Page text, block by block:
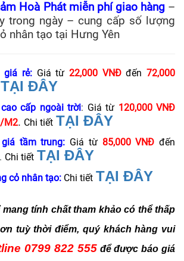
Hoà Phát miễn phí giao hàng–
trong ngày – cung cấp số lượng
nhân tạo tại Hưng Yên
giá rẻ: Giá từ 22,000 VNĐ đến 72,000
TẠI ĐÂY
cấp ngoài trời: Giá từ 120,000 VNĐ
M2. Chi tiết TẠI ĐÂY
tầm trung: Giá từ 85,000 VNĐ đến
. Chi tiết TẠI ĐÂY
cỏ nhân tạo: Chi tiết TẠI ĐÂY
mang tính chất tham khảo có thể thấp
tuỳ thời điểm, quý khách hàng vui
0799 822 555để được báo giá